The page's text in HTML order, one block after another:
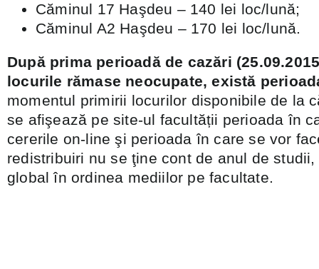
Căminul 17 Haşdeu – 140 lei loc/lună;
Căminul A2 Haşdeu – 170 lei loc/lună.
După prima perioadă de cazări
locurile rămase neocupate, există
momentul primirii locurilor disponibile de la
se afişează pe site-ul facultății perioada în
cererile on-line şi perioada în care se vor
redistribuiri nu se ţine cont de anul de
global în ordinea mediilor pe facultate.